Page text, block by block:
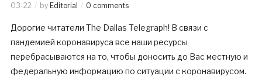
03-22
by Editorial 0 comments
Дорогие читатели The Dallas Telegraph! В связи с
пандемией коронавируса все наши ресурсы
перебрасываются на то, чтобы доносить до Вас местную и
федеральную информацию по ситуации с коронавирусом.